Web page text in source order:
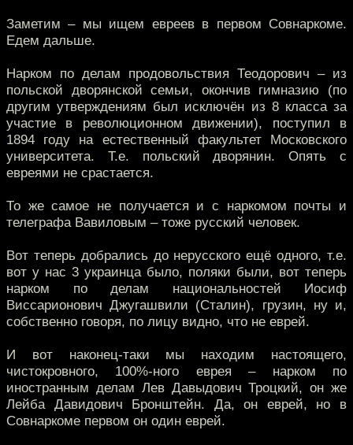
Заметим – мы ищем евреев в первом Совнаркоме.
Едем дальше.
Нарком по делам продовольствия Теодорович – из
польской дворянской семьи, окончив гимназию (по
другим утверждениям был исключён из 8 класса за
участие в революционном движении), поступил в
1894 году на естественный факультет Московского
университета. Т.е. польский дворянин. Опять с
евреями не срастается.
То же самое не получается и с наркомом почты и
телеграфа Вавиловым – тоже русский человек.
Вот теперь добрались до нерусского ещё одного, т.е.
вот у нас 3 украинца было, поляки были, вот теперь
нарком по делам национальностей Иосиф
Виссарионович Джугашвили (Сталин), грузин, ну и,
собственно говоря, по лицу видно, что не еврей.
И вот наконец-таки мы находим настоящего,
чистокровного, 100%-ного еврея – нарком по
иностранным делам Лев Давыдович Троцкий, он же
Лейба Давидович Бронштейн. Да, он еврей, но в
Совнаркоме первом он один еврей.